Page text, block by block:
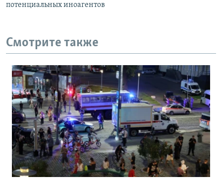
потенциальных иноагентов
Смотрите также